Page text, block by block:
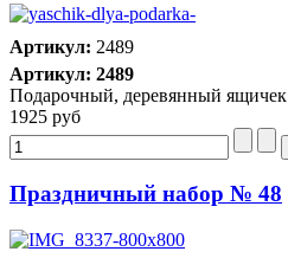
Артикул: 2489
Артикул: 2489
Подарочный, деревянный
1925 руб
Праздничный набор № 48